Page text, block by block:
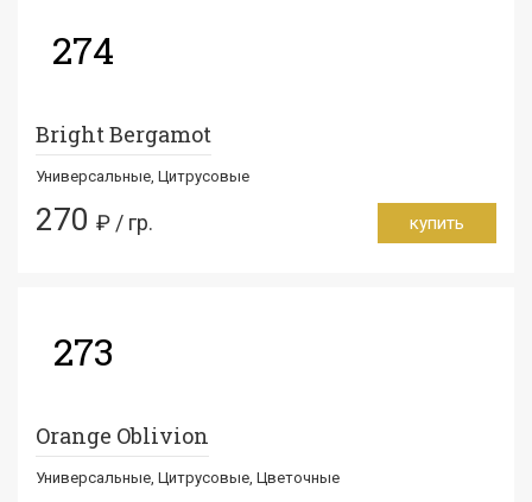
274
Bright Bergamot
Универсальные, Цитрусовые
270 ₽ / гр. купить
273
Orange Oblivion
Универсальные, Цитрусовые, Цветочные